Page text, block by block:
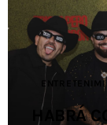
HABRÁ